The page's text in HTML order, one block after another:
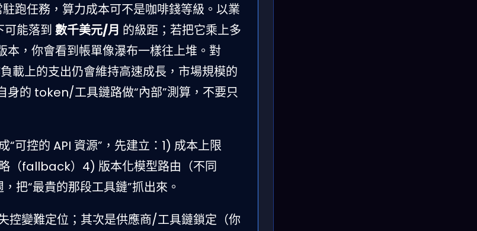
跑任務，算力成本可不是咖啡錢等級。以業
可能落到 數千美元/月 的級距；若把它乘上多
，你會看到帳單像瀑布一樣往上堆。對
上的支出仍會維持高速成長，市場規模的
身的 token/工具鏈路做“內部”測算，不要只
控的 API 資源”，先建立：1) 成本上限
（fallback）4) 版本化模型路由（不同
把“最貴的那段工具鏈”抓出來。
控變難定位；其次是供應商/工具鏈鎖定（你